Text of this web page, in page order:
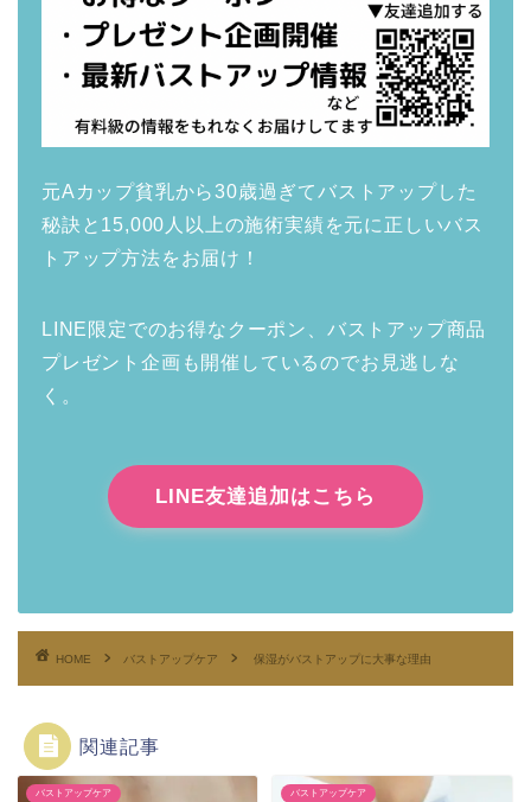
元Aカップ貧乳から30歳過ぎてバストアップした
秘訣と15,000人以上の施術実績を元に正しいバス
トアップ方法をお届け！
LINE限定でのお得なクーポン、バストアップ商品
プレゼント企画も開催しているのでお見逃しな
く。
LINE友達追加はこちら
HOME バストアップケア 保湿がバストアップに大事な理由
関連記事
バストアップケア バストアップケア